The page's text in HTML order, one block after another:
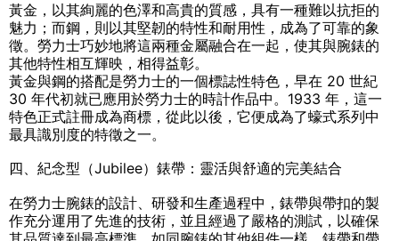
黃金，以其絢麗的色澤和高貴的質感，具有一種難以抗拒的
魅力；而鋼，則以其堅韌的特性和耐用性，成為了可靠的象
徵。勞力士巧妙地將這兩種金屬融合在一起，使其與腕錶的
其他特性相互輝映，相得益彰。
黃金與鋼的搭配是勞力士的一個標誌性特色，早在 20 世紀
30 年代初就已應用於勞力士的時計作品中。1933 年，這一
特色正式註冊成為商標，從此以後，它便成為了蠔式系列中
最具識別度的特徵之一。
四、紀念型（Jubilee）錶帶：靈活與舒適的完美結合
在勞力士腕錶的設計、研發和生產過程中，錶帶與帶扣的製
作充分運用了先進的技術，並且經過了嚴格的測試，以確保